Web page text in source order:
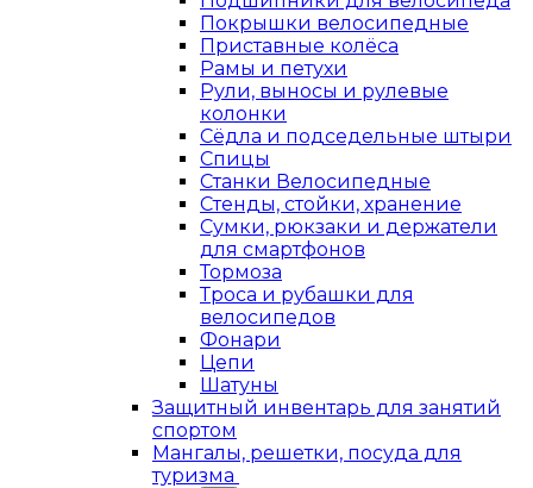
Покрышки велосипедные
Приставные колёса
Рамы и петухи
Рули, выносы и рулевые
колонки
Сёдла и подседельные штыри
Спицы
Станки Велосипедные
Стенды, стойки, хранение
Сумки, рюкзаки и держатели
для смартфонов
Тормоза
Троса и рубашки для
велосипедов
Фонари
Цепи
Шатуны
Защитный инвентарь для занятий
спортом
Мангалы, решетки, посуда для
туризма